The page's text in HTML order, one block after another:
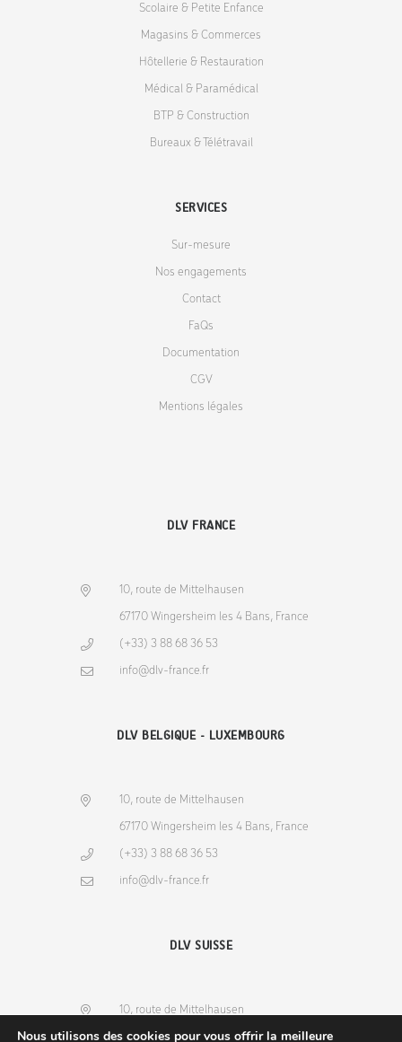
Scolaire & Petite Enfance
Magasins & Commerces
Hôtellerie & Restauration
Médical & Paramédical
BTP & Construction
Bureaux & Télétravail
SERVICES
Sur-mesure
Nos engagements
Contact
FaQs
Documentation
CGV
Mentions légales
DLV FRANCE
10, route de Mittelhausen
67170 Wingersheim les 4 Bans, France
(+33) 3 88 68 36 53
info@dlv-france.fr
DLV BELGIQUE - LUXEMBOURG
10, route de Mittelhausen
67170 Wingersheim les 4 Bans, France
(+33) 3 88 68 36 53
info@dlv-france.fr
DLV SUISSE
10, route de Mittelhausen
67170 Wingersheim les 4 Bans, France
Nous utilisons des cookies pour vous offrir la meilleure